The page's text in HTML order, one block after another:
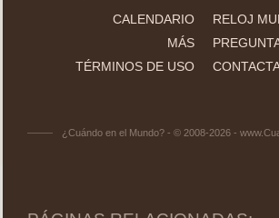
CALENDARIO
RELOJ
MÁS
TÉRMINOS DE USO
¿Cuándo en el Mundo? - © 2008-2026 -